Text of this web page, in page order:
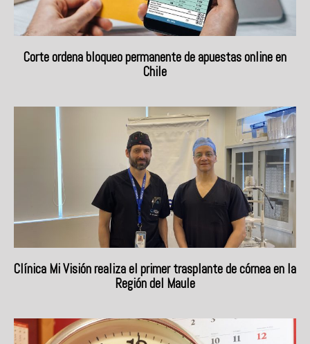
Corte ordena bloqueo permanente de apuestas online en
Chile
Clínica Mi Visión realiza el primer trasplante de córnea en la
Región del Maule